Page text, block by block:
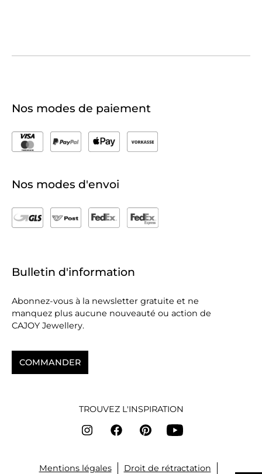
Nos modes de paiement
Nos modes d'envoi
Bulletin d'information
Abonnez-vous à la newsletter gratuite et ne
manquez plus aucune nouveauté ou action de
CAJOY Jewellery.
COMMANDER
TROUVEZ L'INSPIRATION
Mentions légales Droit de rétractation